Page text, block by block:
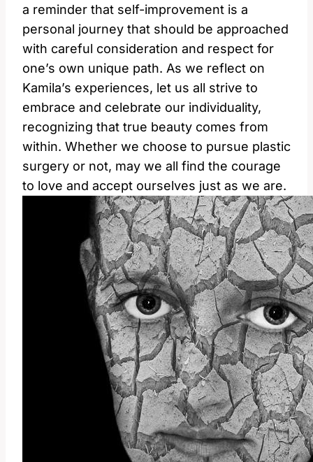
a reminder that self-improvement is a
personal journey that should be approached
with careful consideration and respect for
one’s own unique path. As we reflect on
Kamila’s experiences, let us all strive to
embrace and celebrate our individuality,
recognizing that true beauty comes from
within. Whether we choose to pursue plastic
surgery or not, may we all find the courage
to love and accept ourselves just as we are.